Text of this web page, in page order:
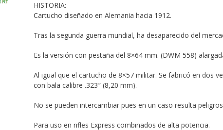
HISTORIA:
Cartucho diseñado en Alemania hacia 1912.
Tras la segunda guerra mundial, ha desaparecido del
Es la versión con pestaña del 8×64 mm. (DWM 558)
Al igual que el cartucho de 8×57 militar. Se fabricó en dos
con bala calibre .323″ (8,20 mm).
No se pueden intercambiar pues en un caso resulta
Para uso en rifles Express combinados de alta potencia.